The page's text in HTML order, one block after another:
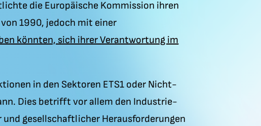
die Europäische Kommission ihren
1990, jedoch mit einer
könnten, sich ihrer Verantwortung im
in den Sektoren ETS1 oder Nicht-
Dies betrifft vor allem den Industrie-
gesellschaftlicher Herausforderungen